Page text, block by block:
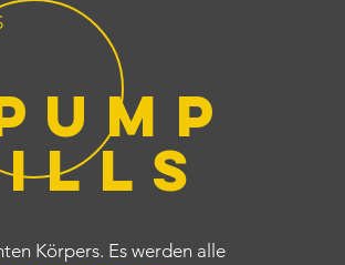
Körpers. Es werden alle